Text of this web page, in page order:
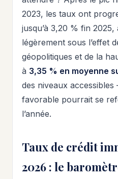
2023, les taux ont
jusqu’à 3,20 % fin
légèrement sous l’effet
géopolitiques et de la
à 3,35 % en moyenne
des niveaux
favorable pourrait se
l’année.
Taux de crédit
2026 : le